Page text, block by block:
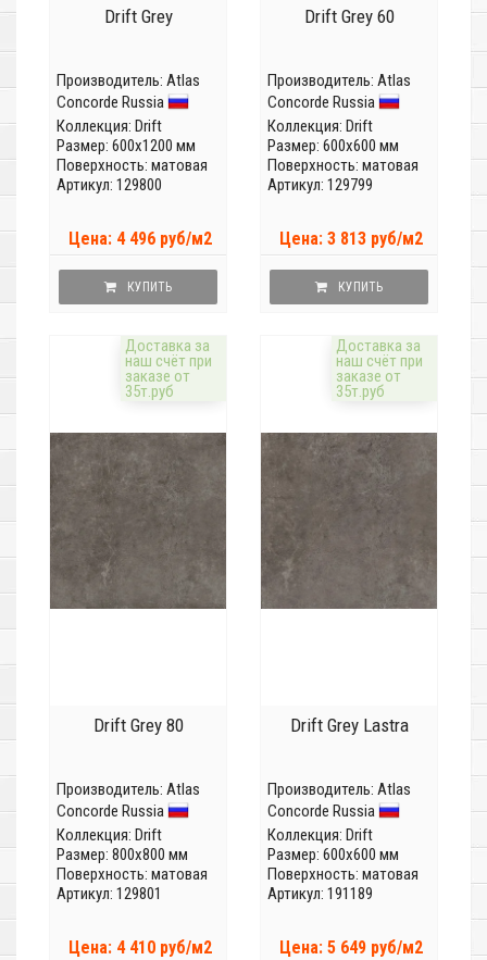
Drift Grey
Производитель: Atlas
Concorde Russia
Коллекция: Drift
Размер: 600x1200 мм
Поверхность: матовая
Артикул: 129800
Цена: 4 496 руб/м2
КУПИТЬ
Drift Grey 60
Производитель: Atlas
Concorde Russia
Коллекция: Drift
Размер: 600x600 мм
Поверхность: матовая
Артикул: 129799
Цена: 3 813 руб/м2
КУПИТЬ
Доставка за
наш счёт при
заказе от
35т.руб
Drift Grey 80
Производитель: Atlas
Concorde Russia
Коллекция: Drift
Размер: 800x800 мм
Поверхность: матовая
Артикул: 129801
Цена: 4 410 руб/м2
Доставка за
наш счёт при
заказе от
35т.руб
Drift Grey Lastra
Производитель: Atlas
Concorde Russia
Коллекция: Drift
Размер: 600x600 мм
Поверхность: матовая
Артикул: 191189
Цена: 5 649 руб/м2